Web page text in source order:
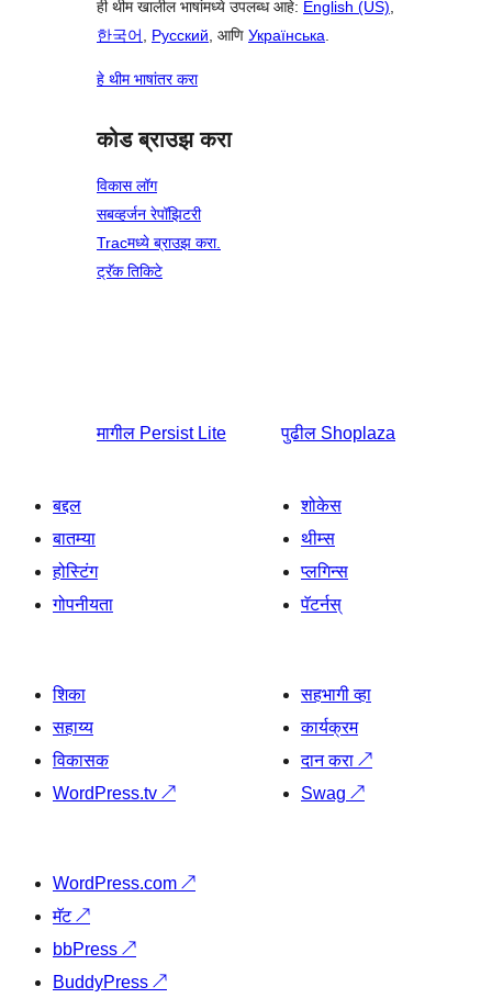
ही थीम खालील भाषांमध्ये उपलब्ध आहे: English (US),
한국어, Русский, आणि Українська.
हे थीम भाषांतर करा
कोड ब्राउझ करा
विकास लॉग
सबव्हर्जन रेपॉझिटरी
Tracमध्ये ब्राउझ करा.
ट्रॅक तिकिटे
मागील Persist Lite पुढील Shoplaza
बद्दल
बातम्या
होस्टिंग
गोपनीयता
शोकेस
थीम्स
प्लगिन्स
पॅटर्नस्
शिका
सहाय्य
विकासक
WordPress.tv ↗
सहभागी व्हा
कार्यक्रम
दान करा ↗
Swag ↗
WordPress.com ↗
मॅट↗
bbPress ↗
BuddyPress ↗